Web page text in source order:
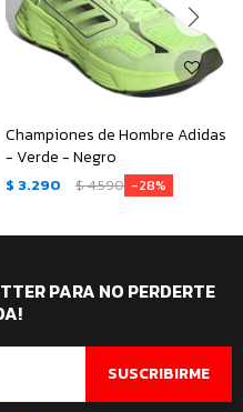
Championes de Hombre Adidas
- Verde - Negro
$ 3.290 $4.590 28
PARA NO PERDERTE
SUSCRIBIRME